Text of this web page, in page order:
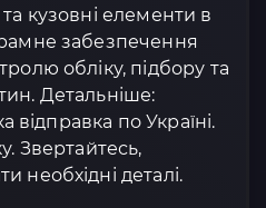
кузовні елементи в
забезпечення
обліку, підбору та
Детальніше:
по Україні.
Звертайтесь,
необхідні деталі.